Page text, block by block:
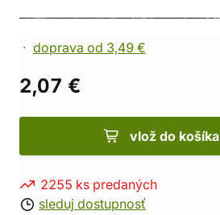
doprava od 3,49 €
2,07 €
vlož do košíka
2255 ks predaných
sleduj dostupnosť